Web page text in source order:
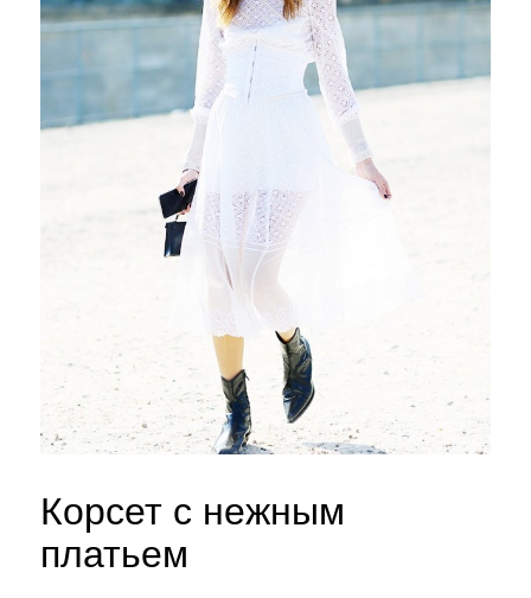
Корсет с нежным
платьем